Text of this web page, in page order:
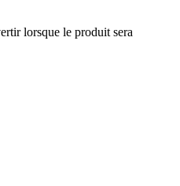
lorsque le produit sera